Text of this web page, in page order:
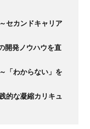
セカンドキャリア
開発ノウハウを直
「わからない」を
的な凝縮カリキュ